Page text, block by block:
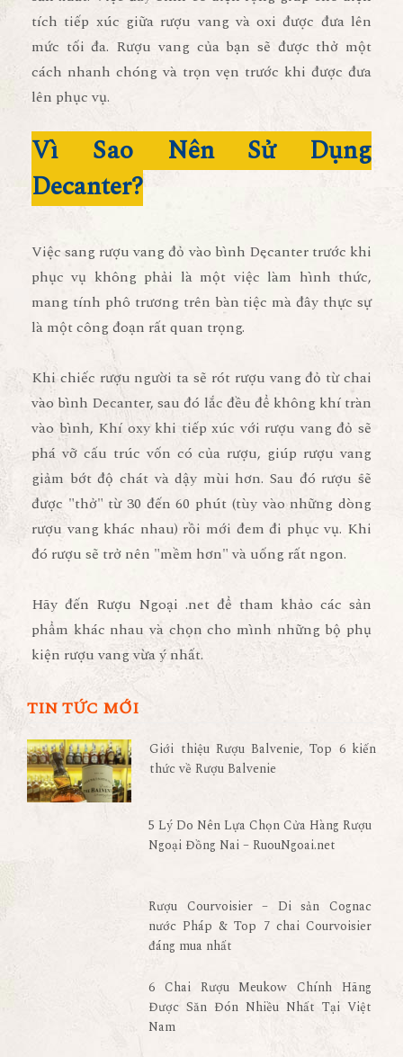
tích tiếp xúc giữa rượu vang và oxi được đưa lên
mức tối đa. Rượu vang của bạn sẽ được thở một
cách nhanh chóng và trọn vẹn trước khi được đưa
lên phục vụ.
Vì Sao Nên Sử Dụng
Decanter?
Việc sang rượu vang đỏ vào bình Decanter trước khi
phục vụ không phải là một việc làm hình thức,
mang tính phô trương trên bàn tiệc mà đây thực sự
là một công đoạn rất quan trọng.
Khi chiếc rượu người ta sẽ rót rượu vang đỏ từ chai
vào bình Decanter, sau đó lắc đều để không khí tràn
vào bình, Khí oxy khi tiếp xúc với rượu vang đỏ sẽ
phá vỡ cấu trúc vốn có của rượu, giúp rượu vang
giảm bớt độ chát và dậy mùi hơn. Sau đó rượu sẽ
được "thở" từ 30 đến 60 phút (tùy vào những dòng
rượu vang khác nhau) rồi mới đem đi phục vụ. Khi
đó rượu sẽ trở nên "mềm hơn" và uống rất ngon.
Hãy đến Rượu Ngoại .net để tham khảo các sản
phẩm khác nhau và chọn cho mình những bộ phụ
kiện rượu vang vừa ý nhất.
TIN TỨC MỚI
Giới thiệu Rượu Balvenie, Top 6 kiến
thức về Rượu Balvenie
5 Lý Do Nên Lựa Chọn Cửa Hàng Rượu
Ngoại Đồng Nai – RuouNgoai.net
Rượu Courvoisier – Di sản Cognac
nước Pháp & Top 7 chai Courvoisier
đáng mua nhất
6 Chai Rượu Meukow Chính Hãng
Được Săn Đón Nhiều Nhất Tại Việt
Nam